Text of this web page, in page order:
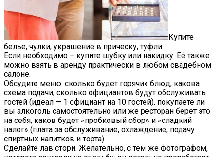
Купите
белье, чулки, украшение в прическу, туфли.
Если необходимо – купите шубку или накидку. Её также
можно взять в аренду практически в любом свадебном
салоне.
Обсудите меню: сколько будет горячих блюд, какова
схема подачи, сколько официантов будут обслуживать
гостей (идеал — 1 официант на 10 гостей), покупаете ли
вы алкоголь самостоятельно или же ресторан берет это
на себя, каков будет «пробковый сбор» и «сладкий
налог» (плата за обслуживание, охлаждение, подачу
спиртных напитков и торта).
Сделайте лав стори. Желательно, с тем же фотографом,